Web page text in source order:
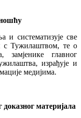
и систематизује све
с Тужилаштвом, те о
замјенике главног
израђује и
медијима.
материјала